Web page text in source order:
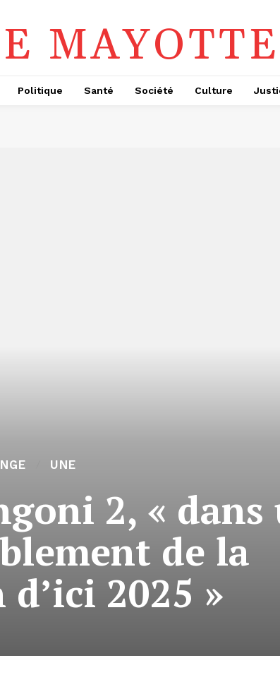
MAYOTTE
Politique Santé Société Culture
UNE
2, « dans
de la
2025 »